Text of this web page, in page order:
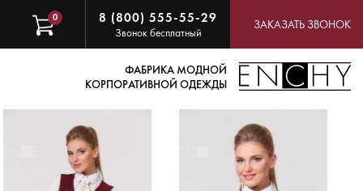
0 8 (800) 555-55-29
Звонок бесплатный
ЗАКАЗАТЬ ЗВОНОК
ФАБРИКА МОДНОЙ
КОРПОРАТИВНОЙ ОДЕЖДЫ